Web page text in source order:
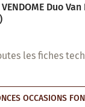
VENDOME Duo
les fiches
OCCASIONS